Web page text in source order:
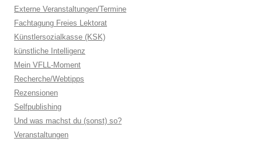
Externe Veranstaltungen/Termine
Fachtagung Freies Lektorat
Künstlersozialkasse (KSK)
künstliche Intelligenz
Mein VFLL-Moment
Recherche/Webtipps
Rezensionen
Selfpublishing
Und was machst du (sonst) so?
Veranstaltungen